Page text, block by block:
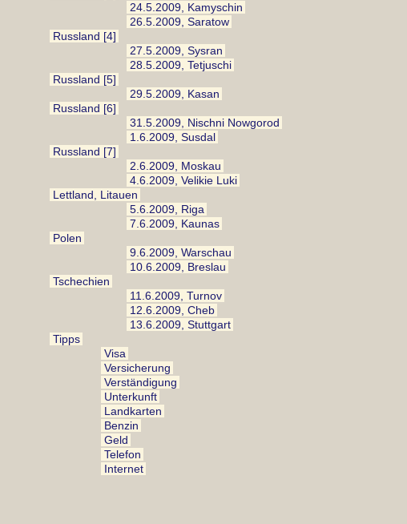
24.5.2009, Kamyschin
26.5.2009, Saratow
Russland [4]
27.5.2009, Sysran
28.5.2009, Tetjuschi
Russland [5]
29.5.2009, Kasan
Russland [6]
31.5.2009, Nischni Nowgorod
1.6.2009, Susdal
Russland [7]
2.6.2009, Moskau
4.6.2009, Velikie Luki
Lettland, Litauen
5.6.2009, Riga
7.6.2009, Kaunas
Polen
9.6.2009, Warschau
10.6.2009, Breslau
Tschechien
11.6.2009, Turnov
12.6.2009, Cheb
13.6.2009, Stuttgart
Tipps
Visa
Versicherung
Verständigung
Unterkunft
Landkarten
Benzin
Geld
Telefon
Internet